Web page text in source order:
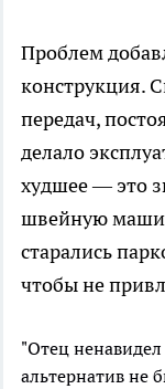
Проблем
конструкция.
передач,
делало
худшее — это
швейную
старались
чтобы не
"Отец
альтернатив не